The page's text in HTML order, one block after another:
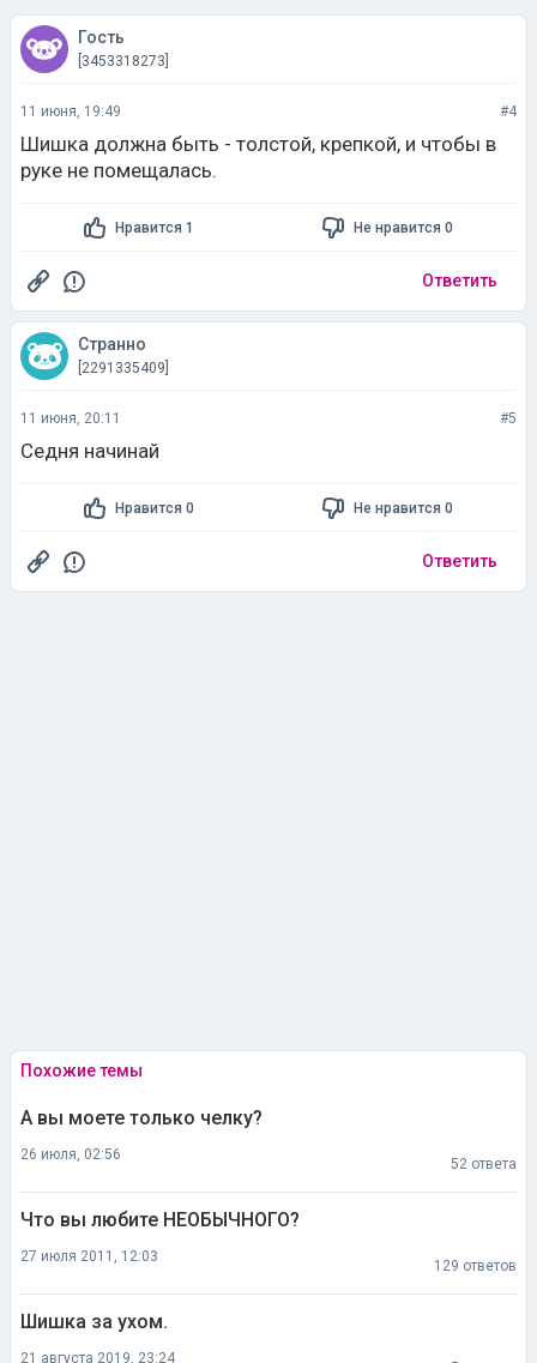
Гость
[3453318273]
11 июня, 19:49 #4
Шишка должна быть - толстой, крепкой, и чтобы в
руке не помещалась.
Нравится 1 Не нравится 0
Ответить
Странно
[2291335409]
11 июня, 20:11 #5
Седня начинай
Нравится 0 Не нравится 0
Ответить
Похожие темы
А вы моете только челку?
26 июля, 02:56
52 ответа
Что вы любите НЕОБЫЧНОГО?
27 июля 2011, 12:03
129 ответов
Шишка за ухом.
21 августа 2019, 23:24